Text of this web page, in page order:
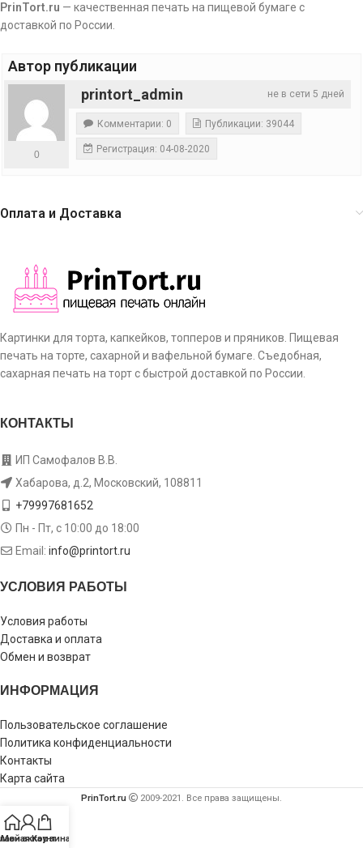
PrinTort.ru — качественная печать на пищевой бумаге с
доставкой по России.
Автор публикации
не в сети 5 дней
printort_admin
0
Комментарии: 0 Публикации: 39044
Регистрация: 04-08-2020
Оплата и Доставка
Картинки для торта, капкейков, топперов и пряников. Пищевая
печать на торте, сахарной и вафельной бумаге. Съедобная,
сахарная печать на торт с быстрой доставкой по России.
КОНТАКТЫ
ИП Самофалов В.В.
Хабарова, д.2, Московский, 108811
+79997681652
Пн - Пт, с 10:00 до 18:00
Email: info@printort.ru
УСЛОВИЯ РАБОТЫ
Условия работы
Доставка и оплата
Обмен и возврат
ИНФОРМАЦИЯ
Пользовательское соглашение
Политика конфиденциальности
Контакты
Карта сайта
PrinTort.ru 2009-2021. Все права защищены.
Мой аккаунт
Корзина